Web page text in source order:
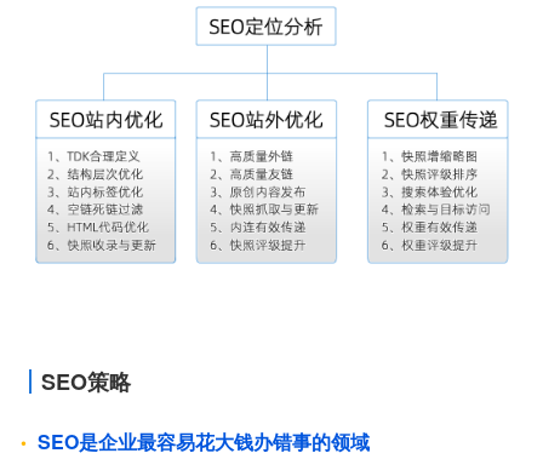
SEO策略
SEO是企业最容易花大钱办错事的领域